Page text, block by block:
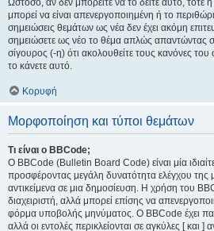
Ωστόσο, αν δεν μπορείτε να το δείτε αυτό,
μπορεί να είναι απενεργοποιημένη ή το
σημειώσεις θεμάτων ως νέα δεν έχει ακόμη
σημειώσετε ως νέο το θέμα απλώς απαντώντας
σίγουρος (-η) ότι ακολουθείτε τους κανόνες
το κάνετε αυτό.
Κορυφή
Μορφοποίηση και τύποι θεμάτων
Τι είναι ο BBCode;
Ο BBCode (Bulletin Board Code) είναι μία
προσφέροντας μεγάλη δυνατότητα ελέγχου της
αντικείμενα σε μια δημοσίευση. Η χρήση του
διαχειριστή, αλλά μπορεί επίσης να
φόρμα υποβολής μηνύματος. Ο BBCode έχει
αλλά οι εντολές περικλείονται σε αγκύλες [ και ]